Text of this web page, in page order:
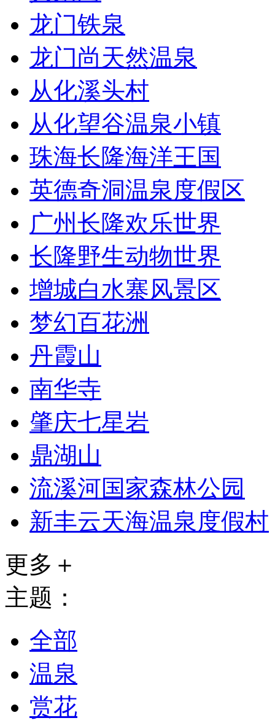
龙门铁泉
龙门尚天然温泉
从化溪头村
从化望谷温泉小镇
珠海长隆海洋王国
英德奇洞温泉度假区
广州长隆欢乐世界
长隆野生动物世界
增城白水寨风景区
梦幻百花洲
丹霞山
南华寺
肇庆七星岩
鼎湖山
流溪河国家森林公园
新丰云天海温泉度假村
更多＋
主题：
全部
温泉
赏花